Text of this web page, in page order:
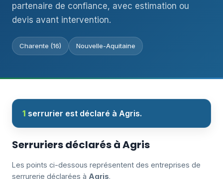
partenaire de confiance, avec estimation ou
devis avant intervention.
Charente (16) Nouvelle-Aquitaine
1 serrurier est déclaré à Agris.
Serruriers déclarés à Agris
Les points ci-dessous représentent des entreprises de
serrurerie déclarées à Agris.